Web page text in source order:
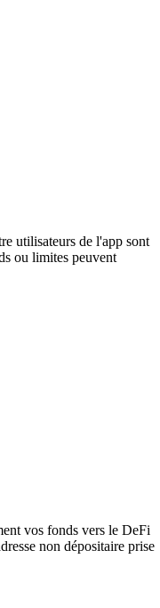
utilisateurs de l'app sont
ou limites peuvent
vos fonds vers le DeFi
non dépositaire prise